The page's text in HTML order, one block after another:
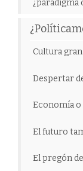
¿paradigma
Cultura
Despertar
Economía
El futuro
El pregón